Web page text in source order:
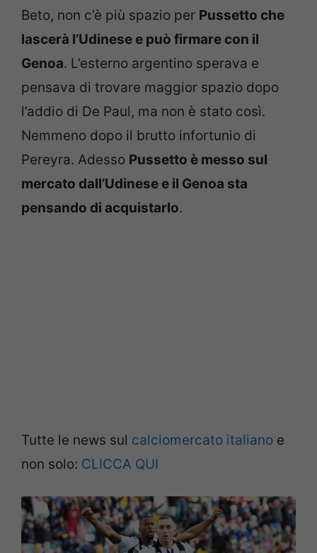
Beto, non c’è più spazio per Pussetto che
lascerà l’Udinese e può firmare con il
Genoa. L’esterno argentino sperava e
pensava di trovare maggior spazio dopo
l’addio di De Paul, ma non è stato così.
Nemmeno dopo il brutto infortunio di
Pereyra. Adesso Pussetto è messo sul
mercato dall’Udinese e il Genoa sta
pensando di acquistarlo.
Tutte le news sul calciomercato italiano e
non solo: CLICCA QUI